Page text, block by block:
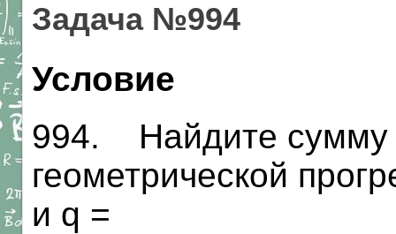
Задача №994
Условие
994. Найдите сумму
геометрической
и q =